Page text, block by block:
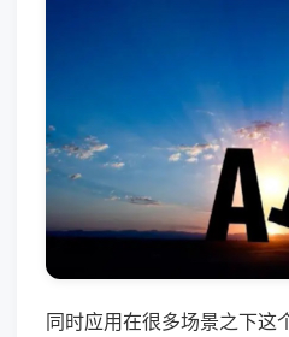
同时应用在很多场景之下这